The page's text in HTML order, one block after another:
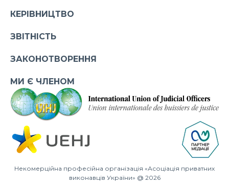
КЕРІВНИЦТВО
ЗВІТНІСТЬ
ЗАКОНОТВОРЕННЯ
МИ Є ЧЛЕНОМ
Некомерційна професійна організація «Асоціація приватних
виконавців України» @ 2026